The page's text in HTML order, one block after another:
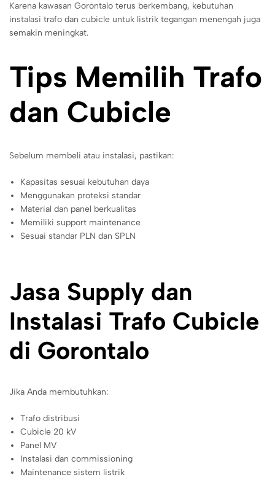
Karena kawasan Gorontalo terus berkembang, kebutuhan
instalasi trafo dan cubicle untuk listrik tegangan menengah juga
semakin meningkat.
Tips Memilih Trafo
dan Cubicle
Sebelum membeli atau instalasi, pastikan:
Kapasitas sesuai kebutuhan daya
Menggunakan proteksi standar
Material dan panel berkualitas
Memiliki support maintenance
Sesuai standar PLN dan SPLN
Jasa Supply dan
Instalasi Trafo Cubicle
di Gorontalo
Jika Anda membutuhkan:
Trafo distribusi
Cubicle 20 kV
Panel MV
Instalasi dan commissioning
Maintenance sistem listrik